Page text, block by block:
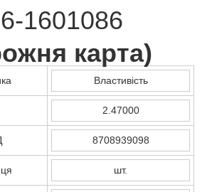
1601086
карта)
Властивість
2.47000
8708939098
шт.